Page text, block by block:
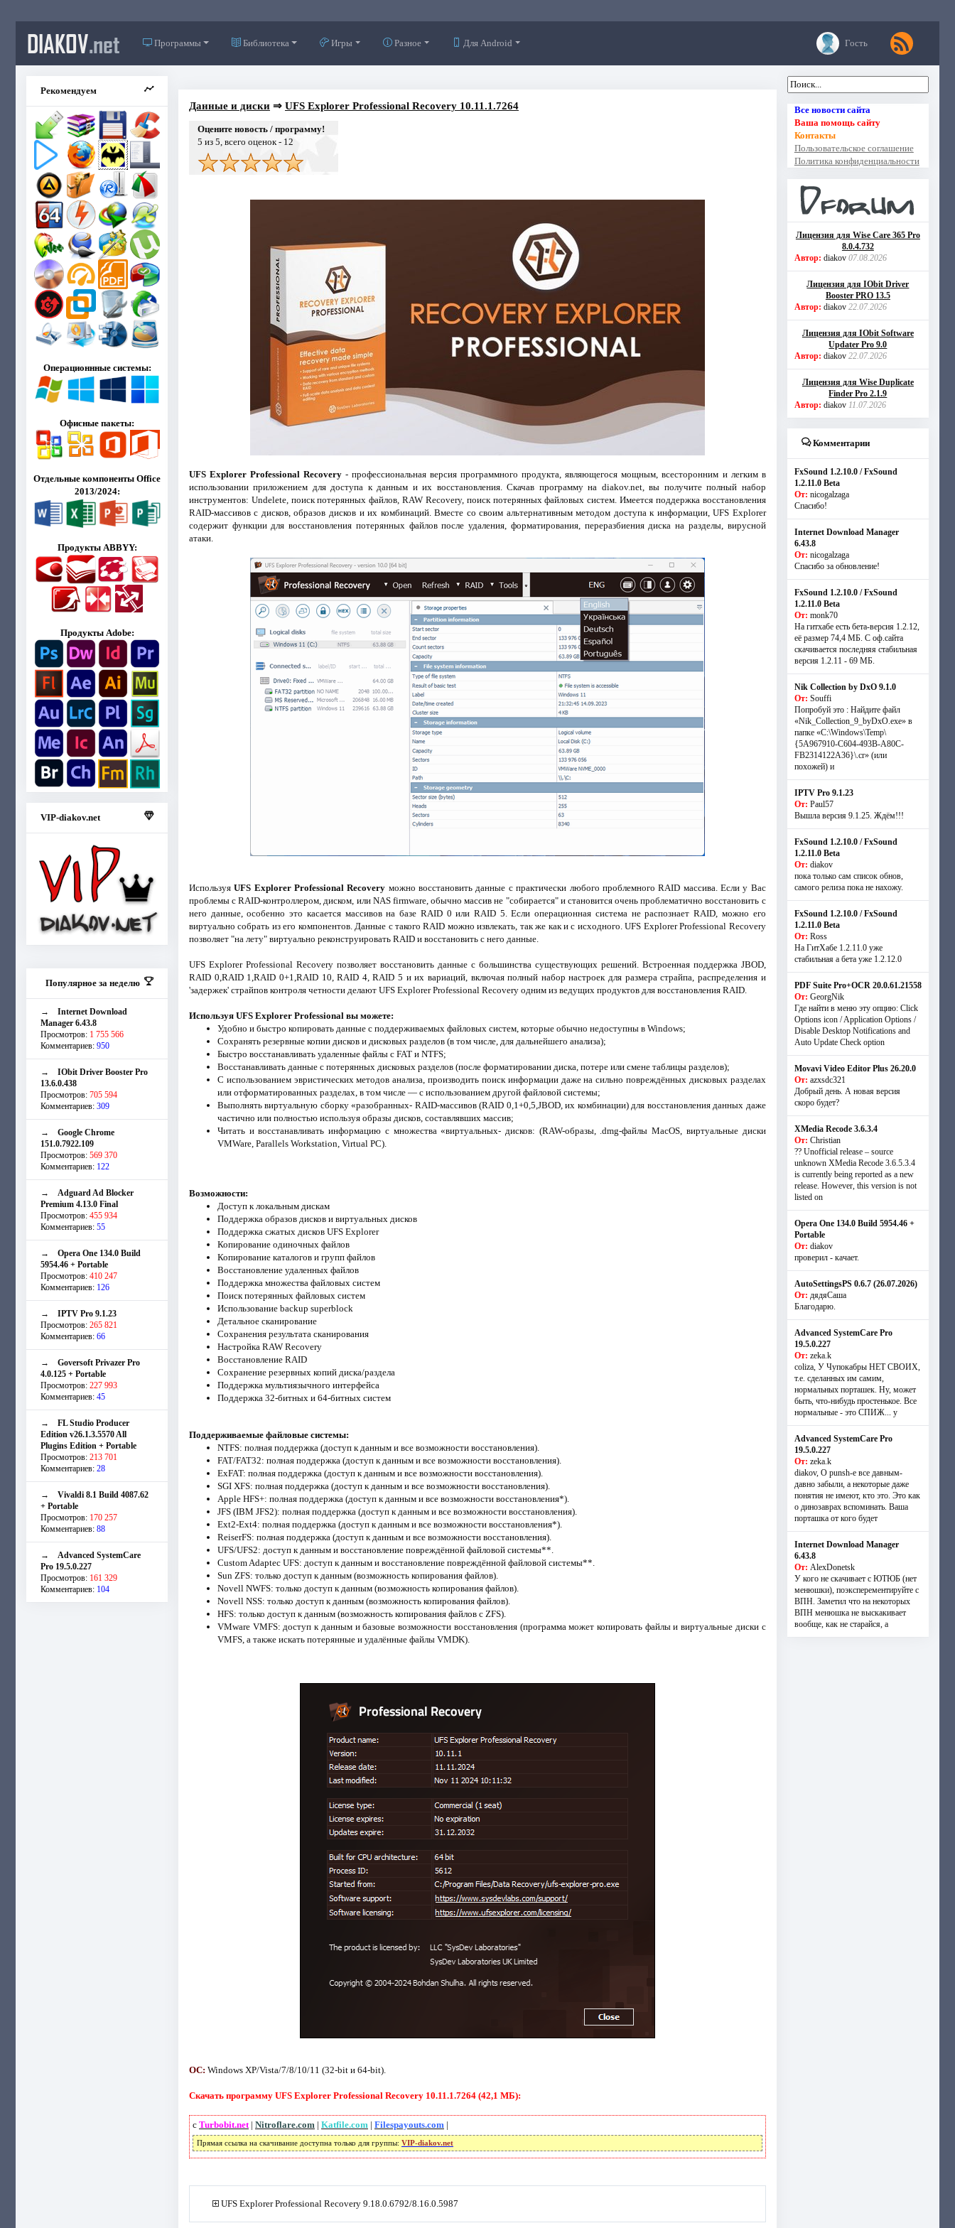
DIAKOV.net Программы Библиотека Игры Разное Для Android Гость
Рекомендуем
Операционнные системы:
Офисные пакеты:
Отдельные компоненты Office
2013/2024:
Продукты ABBYY:
Продукты Adobe:
VIP-diakov.net
Популярное за неделю
→ Internet Download
Manager 6.43.8
Просмотров: 1 755 566
Комментариев: 950
→ IObit Driver Booster Pro
13.6.0.438
Просмотров: 705 594
Комментариев: 309
→ Google Chrome
151.0.7922.109
Просмотров: 569 370
Комментариев: 122
→ Adguard Ad Blocker
Premium 4.13.0 Final
Просмотров: 455 934
Комментариев: 55
→ Opera One 134.0 Build
5954.46 + Portable
Просмотров: 410 247
Комментариев: 126
→ IPTV Pro 9.1.23
Просмотров: 265 821
Комментариев: 66
→ Goversoft Privazer Pro
4.0.125 + Portable
Просмотров: 227 993
Комментариев: 45
→ FL Studio Producer
Edition v26.1.3.5570 All
Plugins Edition + Portable
Просмотров: 213 701
Комментариев: 28
→ Vivaldi 8.1 Build 4087.62
+ Portable
Просмотров: 170 257
Комментариев: 88
→ Advanced SystemCare
Pro 19.5.0.227
Просмотров: 161 329
Комментариев: 104
Данные и диски⇒ UFS Explorer Professional Recovery 10.11.1.7264
Оцените новость / программу!
5 из 5, всего оценок - 12
UFS Explorer Professional Recovery - профессиональная версия программного продукта, являющегося мощным, всесторонним и легким в
использовании приложением для доступа к данным и их восстановления. Скачав программу на diakov.net, вы получите полный набор
инструментов: Undelete, поиск потерянных файлов, RAW Recovery, поиск потерянных файловых систем. Имеется поддержка восстановления
RAID-массивов с дисков, образов дисков и их комбинаций. Вместе со своим альтернативным методом доступа к информации, UFS Explorer
содержит функции для восстановления потерянных файлов после удаления, форматирования, переразбиения диска на разделы, вирусной
атаки.
ИспользуяUFS Explorer Professional Recovery можно восстановить данные с практически любого проблемного RAID массива. Если у Вас
проблемы с RAID-контроллером, диском, или NAS firmware, обычно массив не "собирается" и становится очень проблематично восстановить с
него данные, особенно это касается массивов на базе RAID 0 или RAID 5. Если операционная система не распознает RAID, можно его
виртуально собрать из его компонентов. Данные с такого RAID можно извлекать, так же как и с исходного. UFS Explorer Professional Recovery
позволяет "на лету" виртуально реконструировать RAID и восстановить с него данные.
UFS Explorer Professional Recovery позволяет восстановить данные с большинства существующих решений. Встроенная поддержка JBOD,
RAID 0,RAID 1,RAID 0+1,RAID 10, RAID 4, RAID 5 и их вариаций, включая полный набор настроек для размера страйпа, распределения и
'задержек' страйпов контроля четности делают UFS Explorer Professional Recovery одним из ведущих продуктов для восстановления RAID.
Используя UFS Explorer Professional вы можете:
Удобно и быстро копировать данные с поддерживаемых файловых систем, которые обычно недоступны в Windows;
Сохранять резервные копии дисков и дисковых разделов (в том числе, для дальнейшего анализа);
Быстро восстанавливать удаленные файлы с FAT и NTFS;
Восстанавливать данные с потерянных дисковых разделов (после форматировании диска, потере или смене таблицы разделов);
С использованием эвристических методов анализа, производить поиск информации даже на сильно повреждённых дисковых разделах
или отформатированных разделах, в том числе — с использованием другой файловой системы;
Выполнять виртуальную сборку «разобранных- RAID-массивов (RAID 0,1+0,5,JBOD, их комбинации) для восстановления данных даже
частично или полностью используя образы дисков, составлявших массив;
Читать и восстанавливать информацию с множества «виртуальных- дисков: (RAW-образы, .dmg-файлы MacOS, виртуальные диски
VMWare, Parallels Workstation, Virtual PC).
Возможности:
Доступ к локальным дискам
Поддержка образов дисков и виртуальных дисков
Поддержка сжатых дисков UFS Explorer
Копирование одиночных файлов
Копирование каталогов и групп файлов
Восстановление удаленных файлов
Поддержка множества файловых систем
Поиск потерянных файловых систем
Использование backup superblock
Детальное сканирование
Сохранения результата сканирования
Настройка RAW Recovery
Восстановление RAID
Сохранение резервных копий диска/раздела
Поддержка мультиязычного интерфейса
Поддержка 32-битных и 64-битных систем
Поддерживаемые файловые системы:
NTFS: полная поддержка (доступ к данным и все возможности восстановления).
FAT/FAT32: полная поддержка (доступ к данным и все возможности восстановления).
ExFAT: полная поддержка (доступ к данным и все возможности восстановления).
SGI XFS: полная поддержка (доступ к данным и все возможности восстановления).
Apple HFS+: полная поддержка (доступ к данным и все возможности восстановления*).
JFS (IBM JFS2): полная поддержка (доступ к данным и все возможности восстановления).
Ext2-Ext4: полная поддержка (доступ к данным и все возможности восстановления*).
ReiserFS: полная поддержка (доступ к данным и все возможности восстановления).
UFS/UFS2: доступ к данным и восстановление повреждённой файловой системы**.
Custom Adaptec UFS: доступ к данным и восстановление повреждённой файловой системы**.
Sun ZFS: только доступ к данным (возможность копирования файлов).
Novell NWFS: только доступ к данным (возможность копирования файлов).
Novell NSS: только доступ к данным (возможность копирования файлов).
HFS: только доступ к данным (возможность копирования файлов с ZFS).
VMware VMFS: доступ к данным и базовые возможности восстановления (программа может копировать файлы и виртуальные диски с
VMFS, а также искать потерянные и удалённые файлы VMDK).
ОС: Windows XP/Vista/7/8/10/11 (32-bit и 64-bit).
Скачать программу UFS Explorer Professional Recovery 10.11.1.7264 (42,1 МБ):
с Turbobit.net| Nitroflare.com | Katfile.com | Filespayouts.com |
Прямая ссылка на скачивание доступна только для группы: VIP-diakov.net
UFS Explorer Professional Recovery 9.18.0.6792/8.16.0.5987
Все новости сайта
Ваша помощь сайту
Контакты
Пользовательское соглашение
Политика конфиденциальности
Лицензия для Wise Care 365 Pro
8.0.4.732
Автор: diakov 07.08.2026
Лицензия для IObit Driver
Booster PRO 13.5
Автор: diakov 22.07.2026
Лицензия для IObit Software
Updater Pro 9.0
Автор: diakov 22.07.2026
Лицензия для Wise Duplicate
Finder Pro 2.1.9
Автор: diakov 11.07.2026
Комментарии
FxSound 1.2.10.0 / FxSound
1.2.11.0 Beta
От: nicogalzaga
Спасибо!
Internet Download Manager
6.43.8
От: nicogalzaga
Спасибо за обновление!
FxSound 1.2.10.0 / FxSound
1.2.11.0 Beta
От: monk70
На гитхабе есть бета-версия 1.2.12,
её размер 74,4 МБ. С оф.сайта
скачивается последняя стабильная
версия 1.2.11 - 69 МБ.
Nik Collection by DxO 9.1.0
От: Souffi
Попробуй это : Найдите файл
«Nik_Collection_9_byDxO.exe» в
папке «C:\Windows\Temp\
{5A967910-C604-493B-A80C-
FB2314122A36}\.cr» (или
похожей) и
IPTV Pro 9.1.23
От: Paul57
Вышла версия 9.1.25. Ждём!!!
FxSound 1.2.10.0 / FxSound
1.2.11.0 Beta
От: diakov
пока только сам список обнов,
самого релиза пока не нахожу.
FxSound 1.2.10.0 / FxSound
1.2.11.0 Beta
От: Ross
На ГитХабе 1.2.11.0 уже
стабильная а бета уже 1.2.12.0
PDF Suite Pro+OCR 20.0.61.21558
От: GeorgNik
Где найти в меню эту опцию: Click
Options icon / Application Options /
Disable Desktop Notifications and
Auto Update Check option
Movavi Video Editor Plus 26.20.0
От: azxsdc321
Добрый день. А новая версия
скоро будет?
XMedia Recode 3.6.3.4
От: Christian
?? Unofficial release – source
unknown XMedia Recode 3.6.5.3.4
is currently being reported as a new
release. However, this version is not
listed on
Opera One 134.0 Build 5954.46 +
Portable
От: diakov
проверил - качает.
AutoSettingsPS 0.6.7 (26.07.2026)
От: дядяСаша
Благодарю.
Advanced SystemCare Pro
19.5.0.227
От: zeka.k
coliza, У Чупокабры НЕТ СВОИХ,
т.е. сделанных им самим,
нормальных порташек. Ну, может
быть, что-нибудь простенькое. Все
нормальные - это СПИЖ... у
Advanced SystemCare Pro
19.5.0.227
От: zeka.k
diakov, О punsh-е все давным-
давно забыли, а некоторые даже
понятия не имеют, кто это. Это как
о динозаврах вспоминать. Ваша
порташка от кого будет
Internet Download Manager
6.43.8
От: AlexDonetsk
У кого не скачивает с ЮТЮБ (нет
менюшки), поэксперементируйте с
ВПН. Заметил что на некоторых
ВПН менюшка не выскакивает
вообще, как не старайся, а